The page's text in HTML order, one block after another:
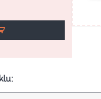
količina